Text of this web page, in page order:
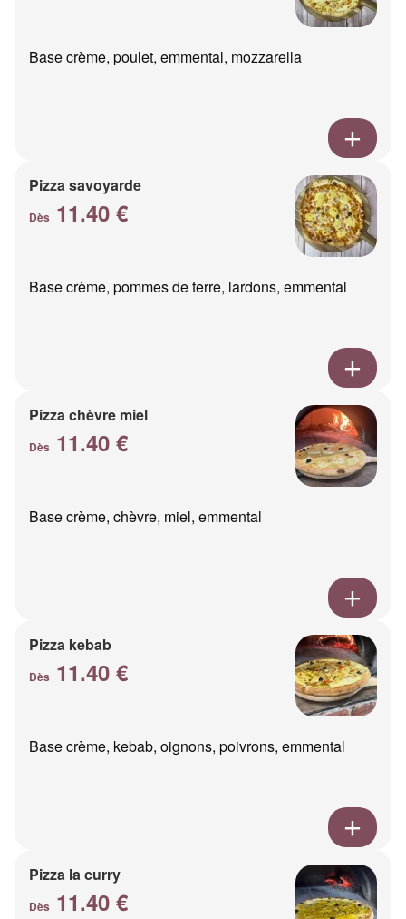
Base crème, poulet, emmental, mozzarella
Pizza savoyarde
Dès 11.40 €
Base crème, pommes de terre, lardons, emmental
Pizza chèvre miel
Dès 11.40 €
Base crème, chèvre, miel, emmental
Pizza kebab
Dès 11.40 €
Base crème, kebab, oignons, poivrons, emmental
Pizza la curry
Dès 11.40 €